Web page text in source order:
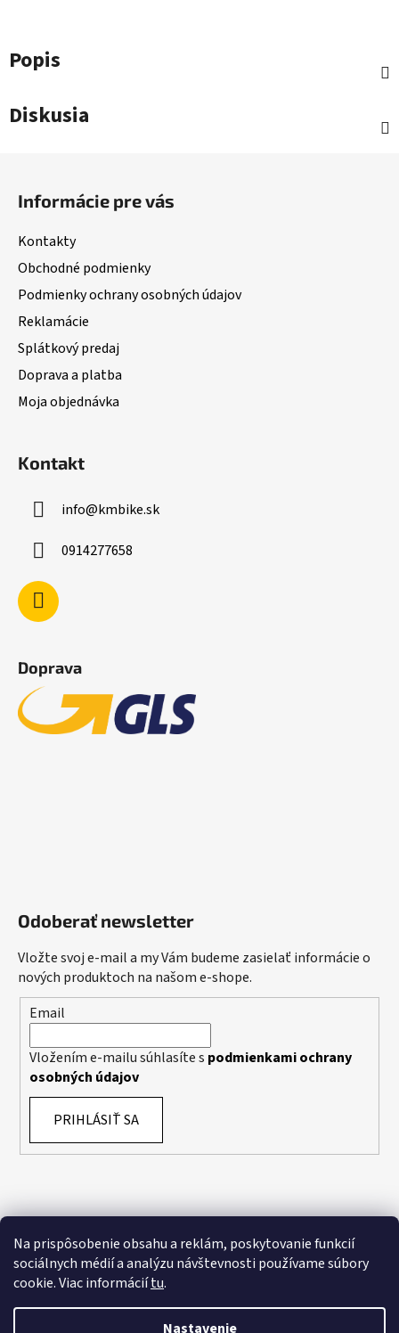
Na prispôsobenie obsahu a reklám, poskytovanie funkcií
sociálnych médií a analýzu návštevnosti používame súbory
cookie. Viac informáciítu.
Nastavenie
Popis
Diskusia
Informácie pre vás
Kontakty
Obchodné podmienky
Podmienky ochrany osobných údajov
Reklamácie
Splátkový predaj
Doprava a platba
Moja objednávka
Kontakt
info@kmbike.sk
0914277658
Doprava
Odoberať newsletter
Vložte svoj e-mail a my Vám budeme zasielať informácie o
nových produktoch na našom e-shope.
Email
Vložením e-mailu súhlasíte s podmienkami ochrany
osobných údajov
PRIHLÁSIŤ SA